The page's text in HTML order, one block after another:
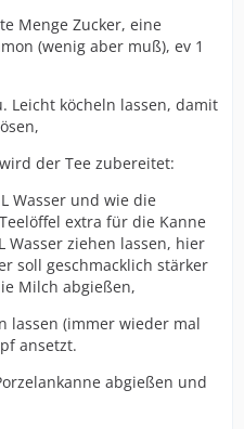
Menge Zucker, eine
(wenig aber muß), ev 1
Leicht köcheln lassen, damit
der Tee zubereitet:
Wasser und wie die
extra für die Kanne
Wasser ziehen lassen, hier
soll geschmacklich stärker
Milch abgießen,
lassen (immer wieder mal
ansetzt.
abgießen und